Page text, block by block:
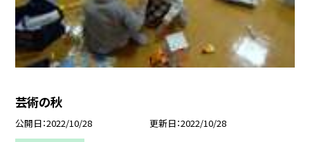
芸術の秋
公開日 2022/10/28 更新日 2022/10/28